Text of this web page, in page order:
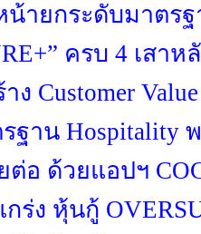
น้ายกระดับมาตร
ครบ 4 เสา
ง Customer
รฐาน Hospitality
ต่อ ด้วยแอปฯ
ร่ง หุ้นกู้